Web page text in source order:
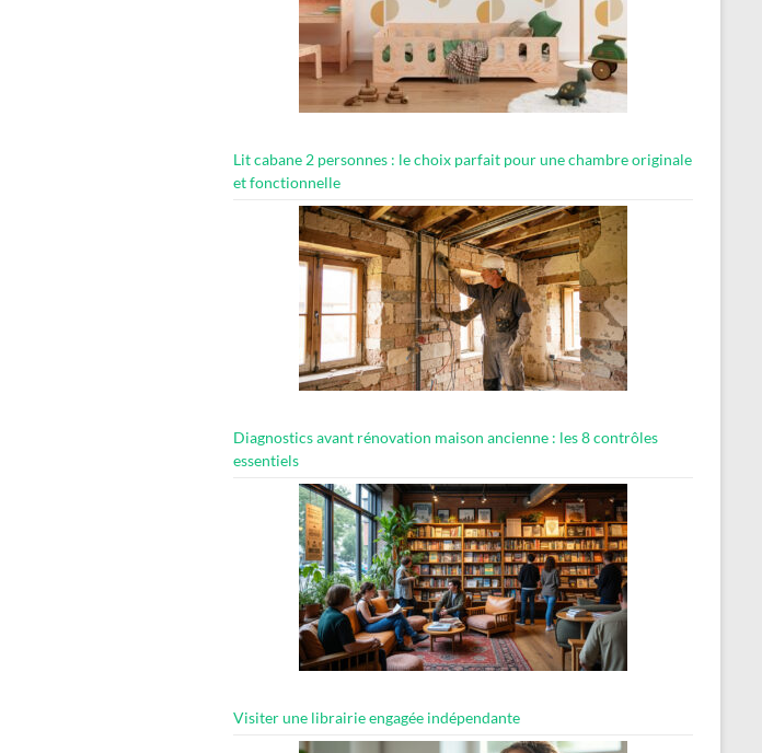
Lit cabane 2 personnes : le choix parfait pour une chambre originale
et fonctionnelle
Diagnostics avant rénovation maison ancienne : les 8 contrôles
essentiels
Visiter une librairie engagée indépendante